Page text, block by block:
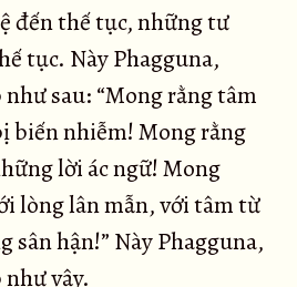
đến thế tục, những tư
tục. Này Phagguna,
sau: “Mong rằng tâm
biến nhiễm! Mong rằng
lời ác ngữ! Mong
lòng lân mẫn, với tâm từ
sân hận!” Này Phagguna,
vậy.